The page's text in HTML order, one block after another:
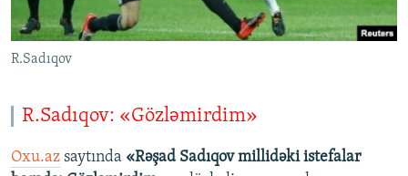
R.Sadıqov
R.Sadıqov: «Gözləmirdim»
Oxu.az saytında «Rəşad Sadıqov millidəki istefalar